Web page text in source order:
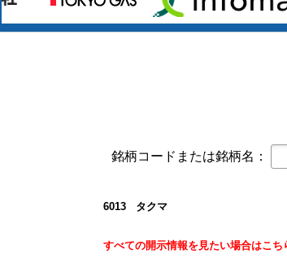
2026年6月期 通期
京写(6837)
2027年３月期 第
日本精密(7771)
今すぐ登録
令和９年３月期
白銅(7637)
今すぐ登録
銘柄コードまたは銘柄名：
6013 タクマ
すべての開示情報を見たい場合はこち